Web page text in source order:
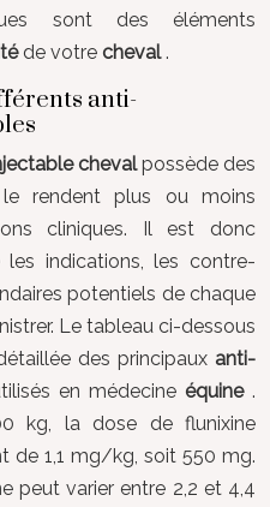
sont des éléments
de votre cheval.
anti-
chevalpossède des
rendent plus ou moins
cliniques. Il est donc
indications, les contre-
potentiels de chaque
Le tableau ci-dessous
des principaux anti-
en médecine équine .
kg, la dose de flunixine
de 1,1 mg/kg, soit 550 mg.
peut varier entre 2,2 et 4,4